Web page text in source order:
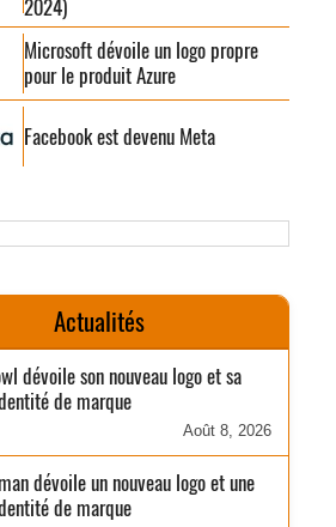
2024)
Microsoft dévoile un logo propre
pour le produit Azure
Facebook est devenu Meta
Actualités
dévoile son nouveau logo et sa
de marque
Août 8, 2026
dévoile un nouveau logo et une
de marque